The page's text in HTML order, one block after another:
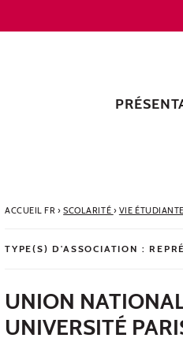
ACCUEIL FR› SCOLARITÉ › VIE ÉTUDIANTE
TYPE(S) D'ASSOCIATION :
UNION
UNIVERSITÉ